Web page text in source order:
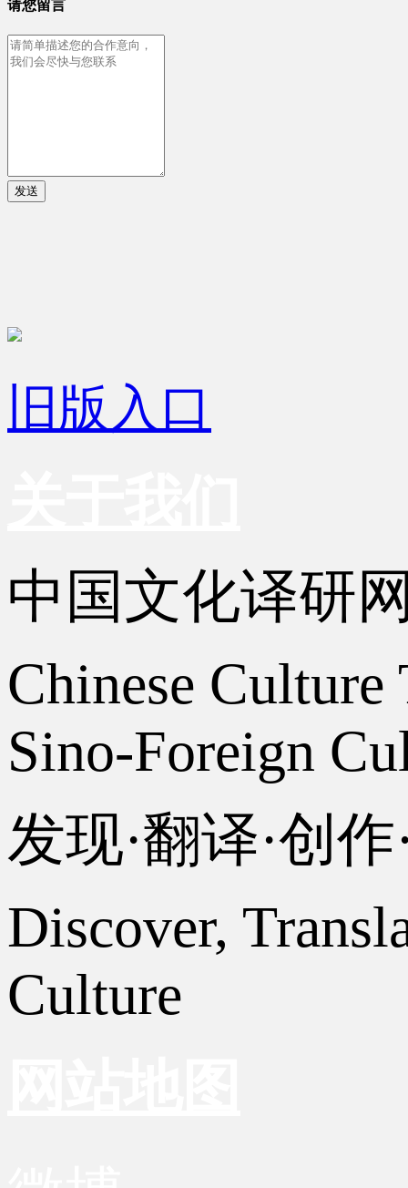
请您留言
发送
旧版入口
中国文化译研
Chinese
Sino-Foreign
发现·翻译·创
Discover,
Culture